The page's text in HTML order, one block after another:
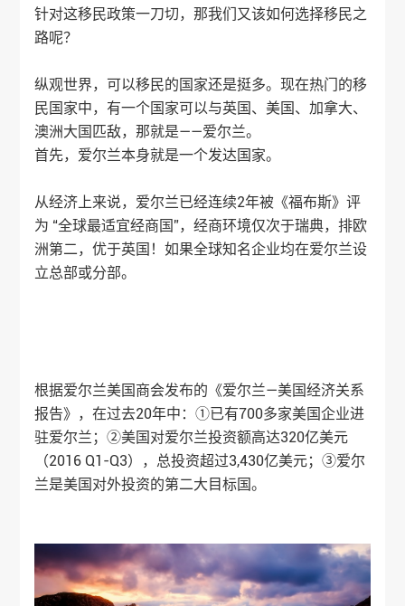
针对这移民政策一刀切，那我们又该如何选择移民之
路呢？
纵观世界，可以移民的国家还是挺多。现在热门的移
民国家中，有一个国家可以与英国、美国、加拿大、
澳洲大国匹敌，那就是——爱尔兰。
首先，爱尔兰本身就是一个发达国家。
从经济上来说，爱尔兰已经连续2年被《福布斯》评
为 “全球最适宜经商国”，经商环境仅次于瑞典，排欧
洲第二，优于英国！如果全球知名企业均在爱尔兰设
立总部或分部。
根据爱尔兰美国商会发布的《爱尔兰—美国经济关系
报告》，在过去20年中：①已有700多家美国企业进
驻爱尔兰；②美国对爱尔兰投资额高达320亿美元
（2016 Q1-Q3），总投资超过3,430亿美元；③爱尔
兰是美国对外投资的第二大目标国。